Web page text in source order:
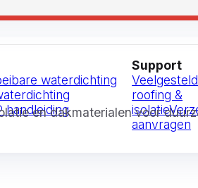
waterdichting
handleiding
Support
roofing &
isolatie
aanvragen
en dakmaterialen voor